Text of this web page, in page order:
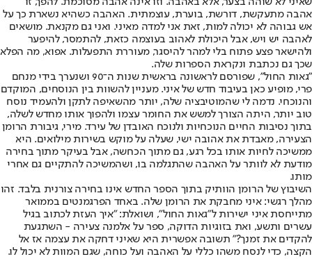
אהבה מתעקשת, דורשת, בוערת, עוצמתית. האהבה כשהיא נשארת כך על
אש גבוהה לא יכולה למות, זאת אני למדה מאיני. ואני גם מקנאת. מושאים
לאהבה יש ויש, אבל היכולת לאהוב בעוצמה כזאת, להתמסר, להיפער
ולהישאר פצע פתוח בלי למהר להיסגר, מעוררת התפעלות. אפוא, מה הפלא
שכך גם נכתבת ונקראת הספרות שלה.
"גאות החול", שפורסם לראשונה בראשית שנות ה־90 ושנערך בידי מנחם
פרי, מופיע כאן בעיבוד חדש של איני. מעניין להשוות בין הנוסחים, המוקדם
והנוכחי. נדמה לי שהמוטיבציה שלה, יותר מהשאיפה לתקן ולהעמיד נוסח
טוב יותר, היתה הצורך למשש את החומר עצמו ולהפוך אותו מחדש לשלה,
בתוך נסיבות החיים הנוכחיות ולנוכח האובדן של עירד. מירי, גיבורת הרומן
הצעירה, מאבדת את אהובה ישי, שעלה על מוקש בשירות מילואים. היא
ממשיכה לחיות אותו בכל רגע, גם מתוך הכחשה, אבל בעיקר מתוך בחירה
מודעת לא לוותר על האהבה שהתגלמה בו, ושהמשיכה להתקיים גם אחרי
מותו.
השיבוץ של הרומן הוותיק בתוך הספר החדש אינו בחירה צורנית בלבד. זהו
מהלך רגשי: איני מחבקת את הרומן שלה. באחד הפרגמנטים בממואר
מתייחסת איני ישירות ל"גאות החול", ושואלת: "איך העזת לכתוב בגיל
עשרים ותשע, ואת בזוגיות הדוקה, ספר על אלמנה צעירה - השתגעת
להקדים את זמנך?" תשובה אפשרית היא שאיני דחקה את עצמה אז אל
הקצה, כדי לנסח משהו כללי על האהבה ועל כוחה, שגם המוות לא יכול לו.